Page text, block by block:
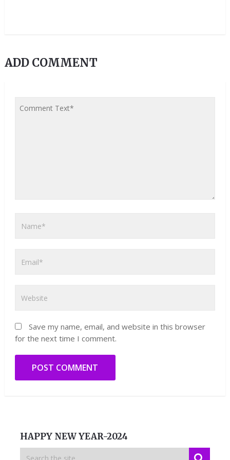
ADD COMMENT
Save my name, email, and website in this browser
for the next time I comment.
HAPPY NEW YEAR-2024